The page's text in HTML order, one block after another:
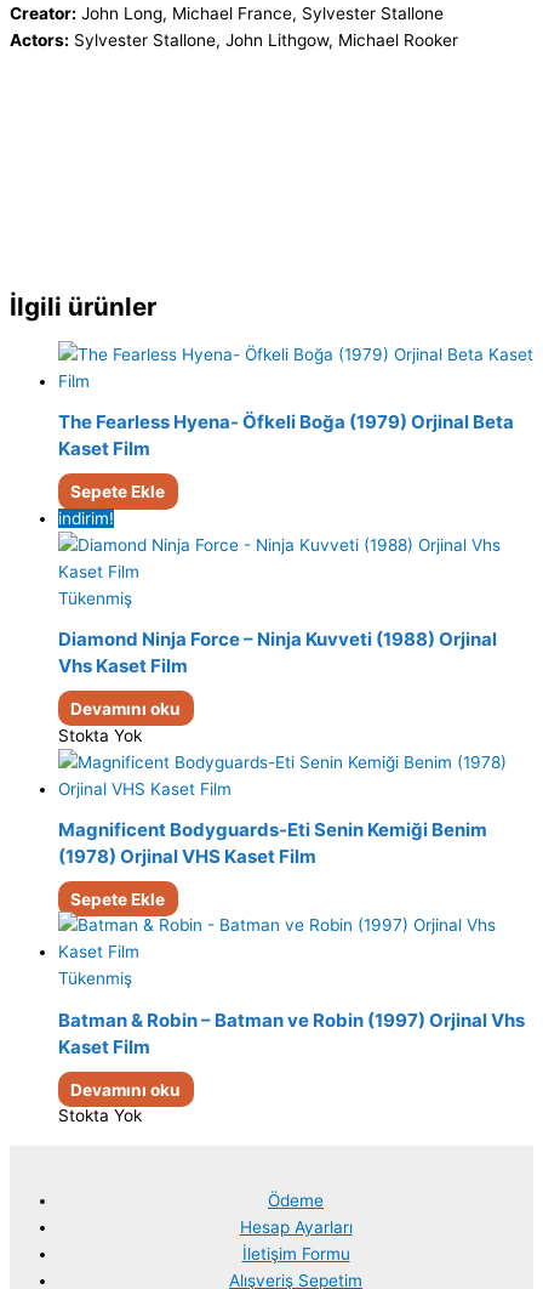
Creator: John Long, Michael France, Sylvester Stallone
Actors: Sylvester Stallone, John Lithgow, Michael Rooker
İlgili ürünler
The Fearless Hyena- Öfkeli Boğa (1979) Orjinal Beta
Kaset Film
Sepete Ekle
indirim!
Tükenmiş
Diamond Ninja Force – Ninja Kuvveti (1988) Orjinal
Vhs Kaset Film
Devamını oku
Stokta Yok
Magnificent Bodyguards-Eti Senin Kemiği Benim
(1978) Orjinal VHS Kaset Film
Sepete Ekle
Tükenmiş
Batman & Robin – Batman ve Robin (1997) Orjinal Vhs
Kaset Film
Devamını oku
Stokta Yok
Ödeme
Hesap Ayarları
İletişim Formu
Alışveriş Sepetim